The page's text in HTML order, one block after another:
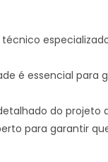
é essencial para
do projeto
para garantir